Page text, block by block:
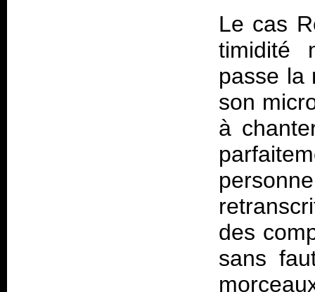
Le cas
timidité
passe la
son
à
des
sans